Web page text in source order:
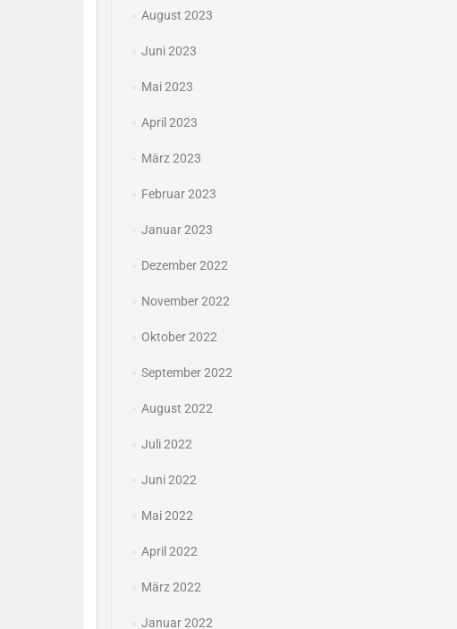
August 2023
Juni 2023
Mai 2023
April 2023
März 2023
Februar 2023
Januar 2023
Dezember 2022
November 2022
Oktober 2022
September 2022
August 2022
Juli 2022
Juni 2022
Mai 2022
April 2022
März 2022
Januar 2022